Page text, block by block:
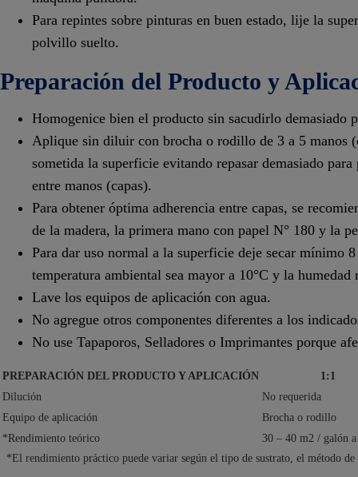
Para repintes sobre pinturas en buen estado, lije la
polvillo suelto.
Preparación del Producto y
Homogenice bien el producto sin sacudirlo demasiado
Aplique sin diluir con brocha o rodillo de 3 a 5 manos
sometida la superficie evitando repasar demasiado
entre manos (capas).
Para obtener óptima adherencia entre capas, se
de la madera, la primera mano con papel N° 180 y la
Para dar uso normal a la superficie deje secar mínimo
temperatura ambiental sea mayor a 10°C y la
Lave los equipos de aplicación con agua.
No agregue otros componentes diferentes a los
No use Tapaporos, Selladores o Imprimantes porque
PREPARACIÓN DEL PRODUCTO Y APLICACIÓN
1:1
Dilución
No requerida
Equipo de aplicación
Brocha o rodillo
*Rendimiento teórico
30 – 40 m2 / galón
*El rendimiento práctico puede variar según el tipo de sustrato, el método